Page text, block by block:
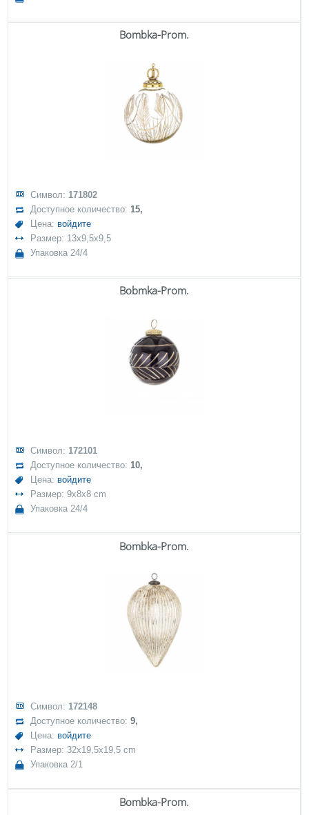
Bombka-Prom.
Символ: 171802
Доступное количество:15,
Цена: войдите
Размер: 13x9,5x9,5
Упаковка 24/4
Bobmka-Prom.
Символ: 172101
Доступное количество:10,
Цена: войдите
Размер: 9x8x8 cm
Упаковка 24/4
Bombka-Prom.
Символ: 172148
Доступное количество:9,
Цена: войдите
Размер: 32x19,5x19,5 cm
Упаковка 2/1
Bombka-Prom.